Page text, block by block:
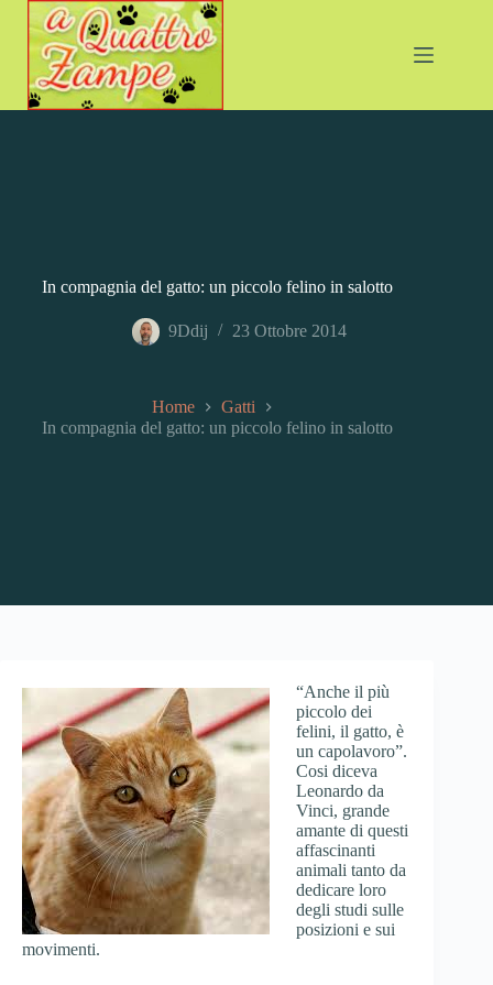
Salta
contenuto
In compagnia del gatto: un piccolo felino in salotto
9Ddij 23 Ottobre 2014
Home
Gatti
In compagnia del gatto: un piccolo felino in salotto
“Anche il più
piccolo dei
felini, il gatto, è
un capolavoro”.
Cosi diceva
Leonardo da
Vinci, grande
amante di questi
affascinanti
animali tanto da
dedicare loro
degli studi sulle
posizioni e sui
movimenti.